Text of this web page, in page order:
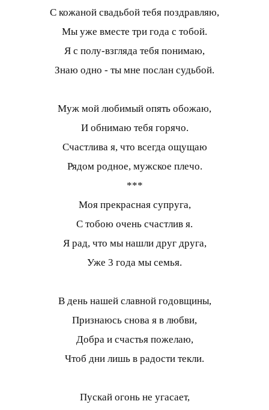
С кожаной свадьбой тебя поздравляю,
Мы уже вместе три года с тобой.
Я с полу-взгляда тебя понимаю,
Знаю одно - ты мне послан судьбой.
Муж мой любимый опять обожаю,
И обнимаю тебя горячо.
Счастлива я, что всегда ощущаю
Рядом родное, мужское плечо.
***
Моя прекрасная супруга,
С тобою очень счастлив я.
Я рад, что мы нашли друг друга,
Уже 3 года мы семья.
В день нашей славной годовщины,
Признаюсь снова я в любви,
Добра и счастья пожелаю,
Чтоб дни лишь в радости текли.
Пускай огонь не угасает,